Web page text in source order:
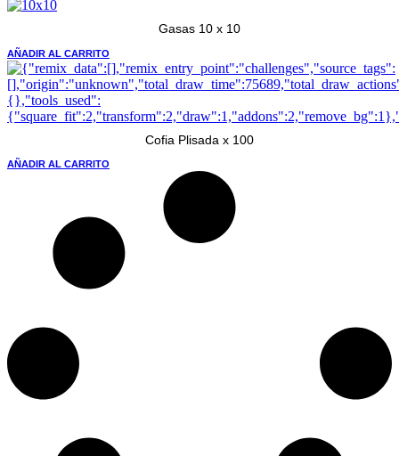
Gasas 10 x 10
AÑADIR AL CARRITO
Cofia Plisada x 100
AÑADIR AL CARRITO